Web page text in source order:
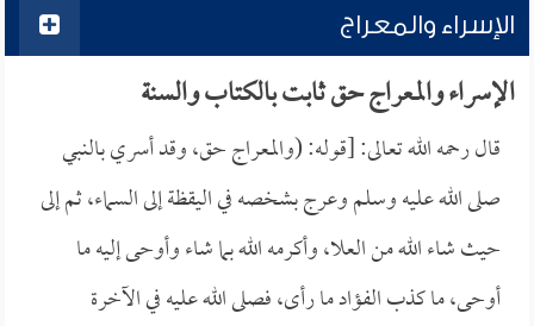
الإسراء والمعراج
الإسراء والمعراج حق ثابت بالكتاب والسنة
قال رحمه الله تعالى: [قوله: (والمعراج حق، وقد أسري بالنبي
صلى الله عليه وسلم وعرج بشخصه في اليقظة إلى السماء، ثم إلى
حيث شاء الله من العلا، وأكرمه الله بما شاء وأوحى إليه ما
أوحى، ما كذب الفؤاد ما رأى، فصلى الله عليه في الآخرة